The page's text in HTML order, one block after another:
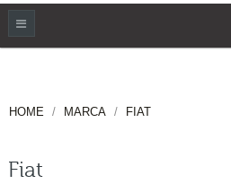
HOME MARCA FIAT
Fiat